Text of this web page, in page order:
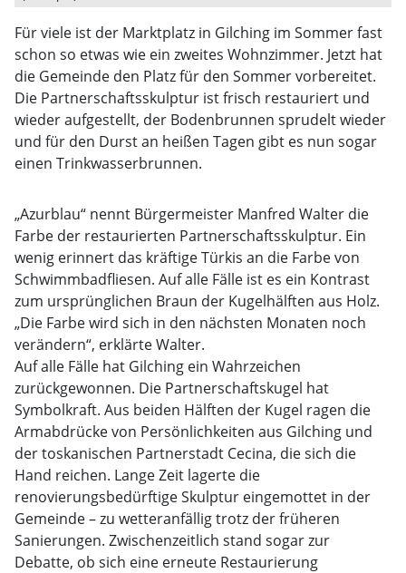
Für viele ist der Marktplatz in Gilching im Sommer fast
schon so etwas wie ein zweites Wohnzimmer. Jetzt hat
die Gemeinde den Platz für den Sommer vorbereitet.
Die Partnerschaftsskulptur ist frisch restauriert und
wieder aufgestellt, der Bodenbrunnen sprudelt wieder
und für den Durst an heißen Tagen gibt es nun sogar
einen Trinkwasserbrunnen.
„Azurblau“ nennt Bürgermeister Manfred Walter die
Farbe der restaurierten Partnerschaftsskulptur. Ein
wenig erinnert das kräftige Türkis an die Farbe von
Schwimmbadfliesen. Auf alle Fälle ist es ein Kontrast
zum ursprünglichen Braun der Kugelhälften aus Holz.
„Die Farbe wird sich in den nächsten Monaten noch
verändern“, erklärte Walter.
Auf alle Fälle hat Gilching ein Wahrzeichen
zurückgewonnen. Die Partnerschaftskugel hat
Symbolkraft. Aus beiden Hälften der Kugel ragen die
Armabdrücke von Persönlichkeiten aus Gilching und
der toskanischen Partnerstadt Cecina, die sich die
Hand reichen. Lange Zeit lagerte die
renovierungsbedürftige Skulptur eingemottet in der
Gemeinde – zu wetteranfällig trotz der früheren
Sanierungen. Zwischenzeitlich stand sogar zur
Debatte, ob sich eine erneute Restaurierung